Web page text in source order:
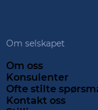
Om selskapet
Om oss
Konsulenter
Ofte stilte
Kontakt oss